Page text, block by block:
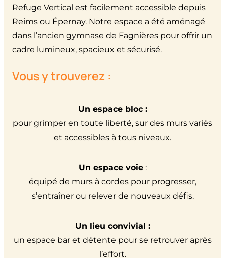
Refuge Vertical est facilement accessible depuis
Reims ou Épernay. Notre espace a été aménagé
dans l’ancien gymnase de Fagnières pour offrir un
cadre lumineux, spacieux et sécurisé.
Vous y trouverez :
Un espace bloc :
pour grimper en toute liberté, sur des murs variés
et accessibles à tous niveaux.
Un espace voie:
équipé de murs à cordes pour progresser,
s’entraîner ou relever de nouveaux défis.
Un lieu convivial :
un espace bar et détente pour se retrouver après
l’effort.